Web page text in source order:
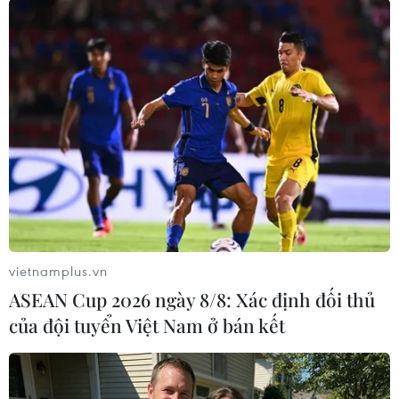
Đối mặt nhiều khó khăn, xuất khẩu dệt
may vẫn 'nhắm' đích 43 tỷ USD
21/07/2022 05:18
Theo ông Vũ Đức Giang, Chủ tịch Hiệp hội Dệt may Việt
Nam, trong nửa cuối năm, kỳ vọng xuất khẩu dệt may
sẽ đạt từ 20-21 tỷ USD, đưa tổng trị giá xuất khẩu dệt
may cả năm lên 42-43 tỷ USD.
vietnamplus.vn
ASEAN Cup 2026 ngày 8/8: Xác định đối thủ
của đội tuyển Việt Nam ở bán kết